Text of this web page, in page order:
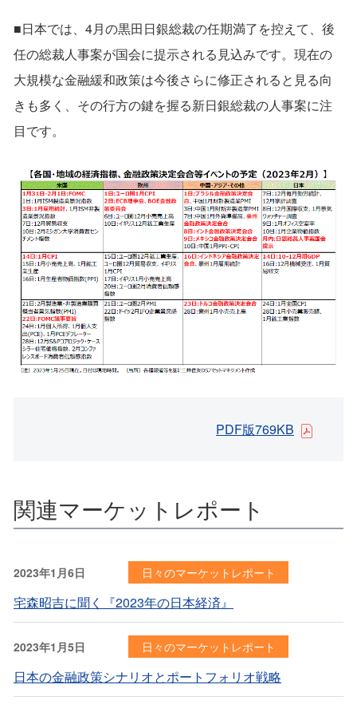
■日本では、4月の黒田日銀総裁の任期満了を控えて、後
任の総裁人事案が国会に提示される見込みです。現在の
大規模な金融緩和政策は今後さらに修正されると見る向
きも多く、その行方の鍵を握る新日銀総裁の人事案に注
目です。
PDF版769KB
関連マーケットレポート
2023年1月6日 日々のマーケットレポート
宅森昭吉に聞く『2023年の日本経済』
2023年1月5日 日々のマーケットレポート
日本の金融政策シナリオとポートフォリオ戦略